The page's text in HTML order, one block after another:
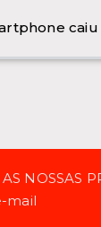
NOSSAS
mail